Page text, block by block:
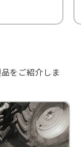
をご紹介しま